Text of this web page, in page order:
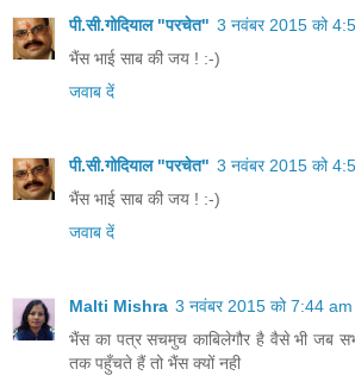
पी.सी.गोदियाल "परचेत" 3 नवंबर 2015 को
भैंस भाई साब की जय ! :-)
जवाब दें
पी.सी.गोदियाल "परचेत" 3 नवंबर 2015 को
भैंस भाई साब की जय ! :-)
जवाब दें
Malti Mishra 3 नवंबर 2015 को 7:44
भैंस का पत्र सचमुच काबिलेगौर है वैसे भी जब
तक पहुँचते हैं तो भैंस क्यों नही